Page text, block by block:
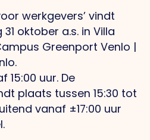
werkgevers’ vindt
oktober a.s. in Villa
Greenport Venlo |
15:00 uur. De
plaats tussen 15:30 tot
vanaf ±17:00 uur